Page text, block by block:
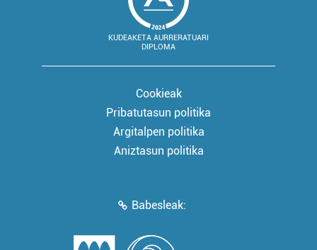
KUDEAKETA AURRERATUARI
DIPLOMA
Cookieak
Pribatutasun politika
Argitalpen politika
Aniztasun politika
Babesleak: